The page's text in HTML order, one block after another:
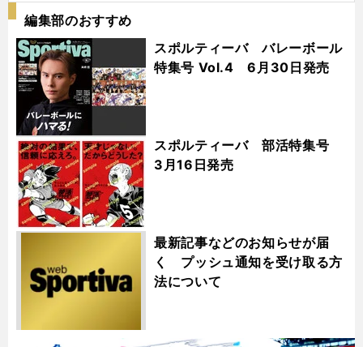
編集部のおすすめ
スポルティーバ バレーボール
特集号 Vol.4 6月30日発売
スポルティーバ 部活特集号
3月16日発売
最新記事などのお知らせが届
く プッシュ通知を受け取る方
法について